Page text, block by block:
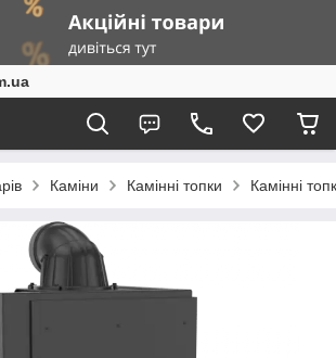
Каміни Камінні топки Камінні